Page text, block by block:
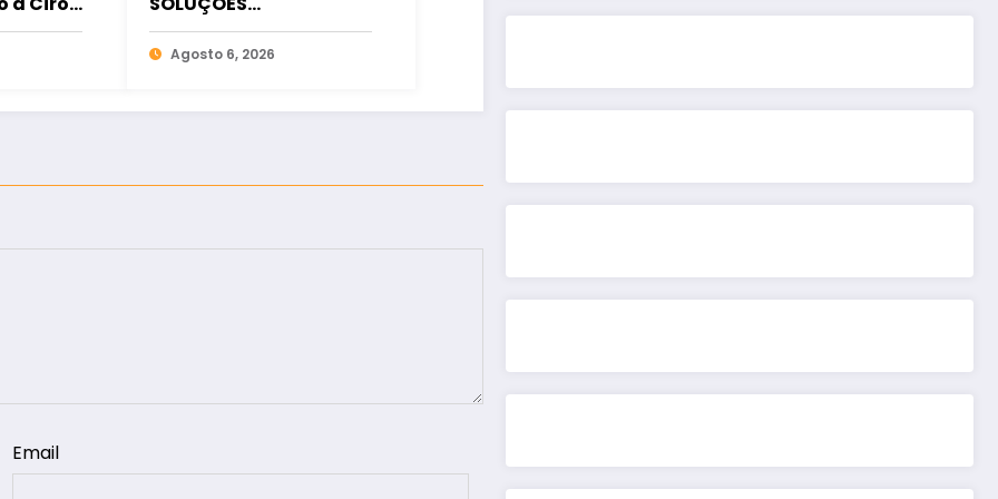
FINANCEIRAS
Agosto 6, 2026
Email